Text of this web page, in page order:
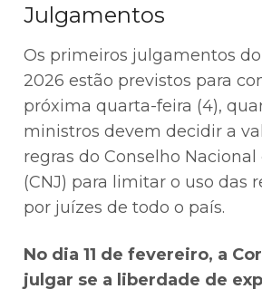
Julgamentos
Os primeiros julgamentos
2026 estão previstos para
próxima quarta-feira (4),
ministros devem decidir a
regras do Conselho Nacional
(CNJ) para limitar o uso das
por juízes de todo o país.
No dia 11 de fevereiro, a
julgar se a liberdade de